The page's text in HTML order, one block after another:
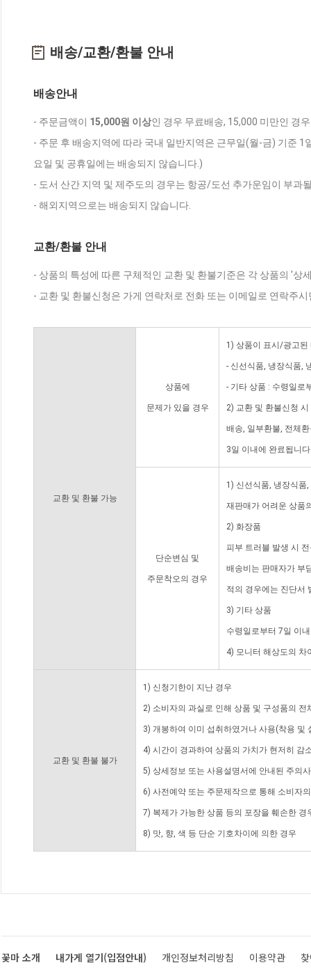
배송/교환/환불 안내
배송안내
- 주문금액이 15,000원 이상인 경우 무료배송, 15,000 미만인 경
- 주문 후 배송지역에 따라 국내 일반지역은 근무일(월-금) 기준
요일 및 공휴일에는 배송되지 않습니다.)
- 도서 산간 지역 및 제주도의 경우는 항공/도선 추가운임이 부과
- 해외지역으로는 배송되지 않습니다.
교환/환불 안내
- 상품의 특성에 따른 구체적인 교환 및 환불기준은 각 상품의 '상
- 교환 및 환불신청은 가게 연락처로 전화 또는 이메일로 연락주
교환 및 환불 가능
상품에
문제가 있을 경우
1) 상품이 표시/광고된
- 신선식품, 냉장식품,
- 기타 상품 : 수령일로
2) 교환 및 환불신청
배송, 일부환불, 전체
3일 이내에 완료됩니
단순변심 및
주문착오의 경우
1) 신선식품, 냉장식품
재판매가 어려운 상품
2) 화장품
피부 트러블 발생 시
배송비는 판매자가 부
적의 경우에는 진단서
3) 기타 상품
수령일로부터 7일 이
4) 모니터 해상도의 차
교환 및 환불 불가
1) 신청기한이 지난 경우
2) 소비자의 과실로 인해 상품 및 구성품의
3) 개봉하여 이미 섭취하였거나 사용(착용 및
4) 시간이 경과하여 상품의 가치가 현저히 감
5) 상세정보 또는 사용설명서에 안내된 주의
6) 사전예약 또는 주문제작으로 통해 소비자
7) 복제가 가능한 상품 등의 포장을 훼손한 경
8) 맛, 향, 색 등 단순 기호차이에 의한 경우
꽃마 소개 내가게 열기(입점안내) 개인정보처리방침 이용약관